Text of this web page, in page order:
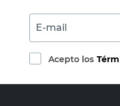
E-mail
Acepto los